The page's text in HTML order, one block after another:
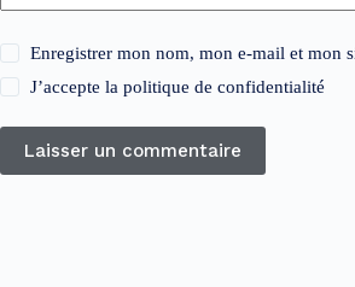
Enregistrer mon nom, mon e-mail et mon
J’accepte lapolitique de confidentialité
Laisser un commentaire